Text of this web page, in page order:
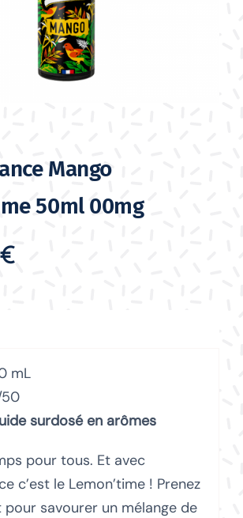
Mango
50ml 00mg
€
mL
surdosé en arômes
pour tous. Et avec
c’est le Lemon’time ! Prenez
pour savourer un mélange de